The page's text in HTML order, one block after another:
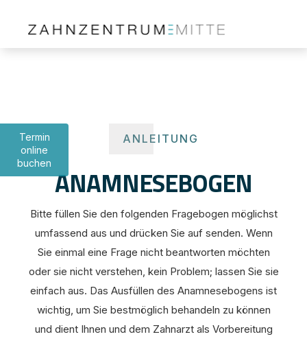
ANLEITUNG
ANAMNESEBOGEN
Bitte füllen Sie den folgenden Fragebogen möglichst
umfassend aus und drücken Sie auf senden. Wenn
Sie einmal eine Frage nicht beantworten möchten
oder sie nicht verstehen, kein Problem; lassen Sie sie
einfach aus. Das Ausfüllen des Anamnesebogens ist
wichtig, um Sie bestmöglich behandeln zu können
und dient Ihnen und dem Zahnarzt als Vorbereitung
Termin
online
buchen